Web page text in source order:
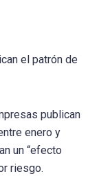
el patrón de
publican
enero y
un “efecto
riesgo.